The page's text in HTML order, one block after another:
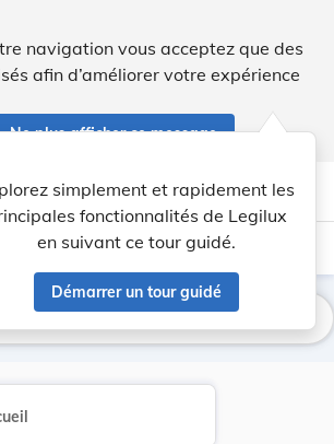
navigation vous acceptez que des
afin d’améliorer votre expérience
Ne plus afficher ce message
account_circle help Aide
simplement et rapidement les
fonctionnalités de Legilux
en suivant ce tour guidé.
Démarrer un tour guidé
light_mode dark_mode